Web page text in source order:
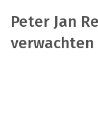
Peter Jan